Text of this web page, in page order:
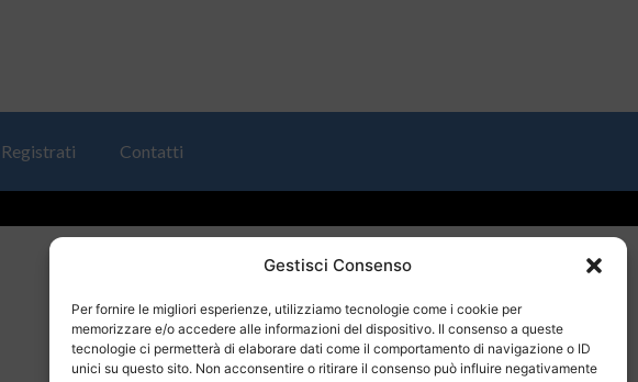
Gestisci Consenso
Per fornire le migliori esperienze, utilizziamo tecnologie come i cookie per
memorizzare e/o accedere alle informazioni del dispositivo. Il consenso a queste
tecnologie ci permetterà di elaborare dati come il comportamento di navigazione o ID
unici su questo sito. Non acconsentire o ritirare il consenso può influire negativamente
Registrati Contatti